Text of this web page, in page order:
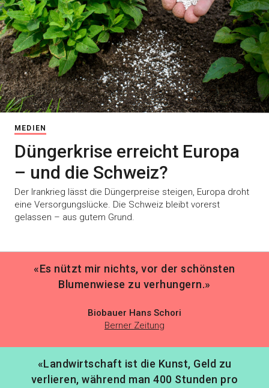
MEDIEN
Düngerkrise erreicht Europa
– und die Schweiz?
Der Irankrieg lässt die Düngerpreise steigen, Europa droht
eine Versorgungslücke. Die Schweiz bleibt vorerst
gelassen – aus gutem Grund.
«Es nützt mir nichts, vor der schönsten
Blumenwiese zu verhungern.»
Biobauer Hans Schori
Berner Zeitung
«Landwirtschaft ist die Kunst, Geld zu
verlieren, während man 400 Stunden pro